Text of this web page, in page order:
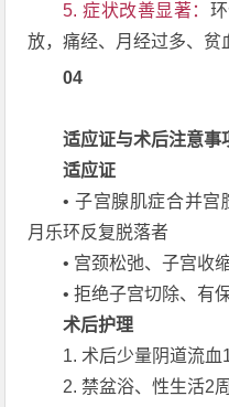
5. 症状改善显著：
放，痛经、月经过多、贫
04
适应证与术后注意事
适应证
• 子宫腺肌症合并宫
月乐环反复脱落者
• 宫颈松弛、子宫收
• 拒绝子宫切除、有
术后护理
1. 术后少量阴道流血
2. 禁盆浴、性生活2